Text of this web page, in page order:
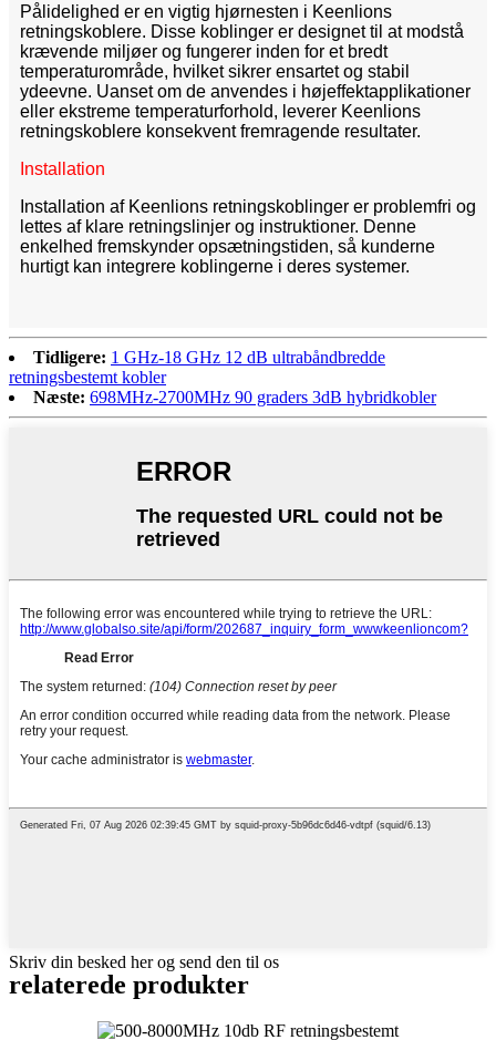
Pålidelighed er en vigtig hjørnesten i Keenlions
retningskoblere. Disse koblinger er designet til at modstå
krævende miljøer og fungerer inden for et bredt
temperaturområde, hvilket sikrer ensartet og stabil
ydeevne. Uanset om de anvendes i højeffektapplikationer
eller ekstreme temperaturforhold, leverer Keenlions
retningskoblere konsekvent fremragende resultater.
Installation
Installation af Keenlions retningskoblinger er problemfri og
lettes af klare retningslinjer og instruktioner. Denne
enkelhed fremskynder opsætningstiden, så kunderne
hurtigt kan integrere koblingerne i deres systemer.
Tidligere: 1 GHz-18 GHz 12 dB ultrabåndbredde
retningsbestemt kobler
Næste: 698MHz-2700MHz 90 graders 3dB hybridkobler
Skriv din besked her og send den til os
relaterede produkter